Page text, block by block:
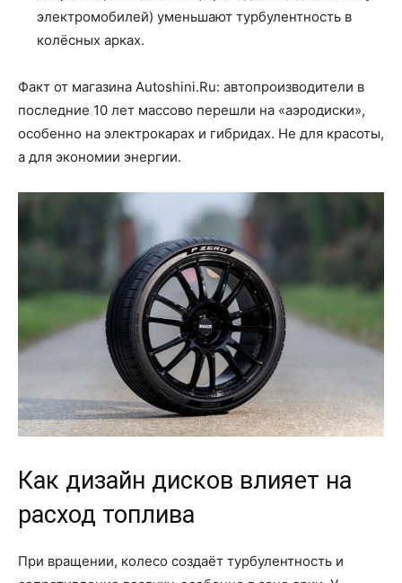
электромобилей) уменьшают турбулентность в
колёсных арках.
Факт от магазина Autoshini.Ru: автопроизводители в
последние 10 лет массово перешли на «аэродиски»,
особенно на электрокарах и гибридах. Не для красоты,
а для экономии энергии.
Как дизайн дисков влияет на
расход топлива
При вращении, колесо создаёт турбулентность и